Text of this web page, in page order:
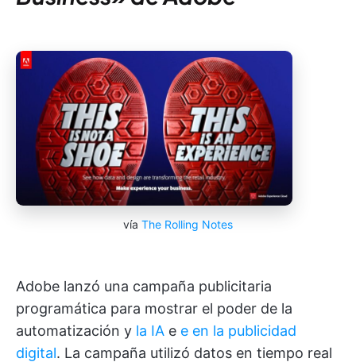
vía The Rolling Notes
Adobe lanzó una campaña publicitaria
programática para mostrar el poder de la
automatización y la IA e e en la publicidad
digital. La campaña utilizó datos en tiempo real